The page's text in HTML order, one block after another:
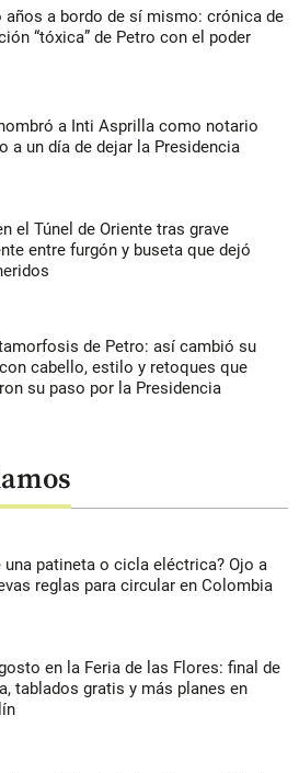
años a bordo de sí mismo: crónica de
“tóxica” de Petro con el poder
a Inti Asprilla como notario
a un día de dejar la Presidencia
el Túnel de Oriente tras grave
entre furgón y buseta que dejó
de Petro: así cambió su
cabello, estilo y retoques que
su paso por la Presidencia
una patineta o cicla eléctrica? Ojo a
reglas para circular en Colombia
en la Feria de las Flores: final de
tablados gratis y más planes en